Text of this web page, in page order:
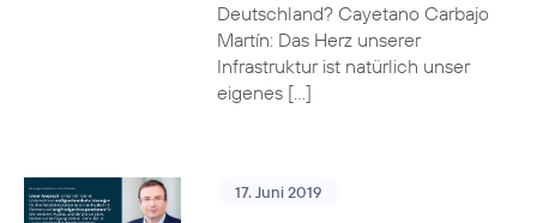
Deutschland? Cayetano Carbajo
Martín: Das Herz unserer
Infrastruktur ist natürlich unser
eigenes […]
17. Juni 2019